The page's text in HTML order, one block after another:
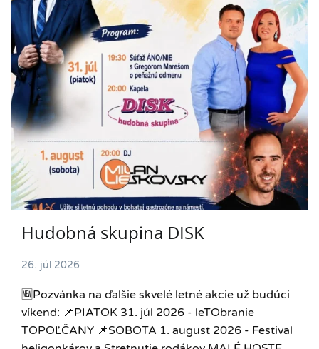
Hudobná skupina DISK
26. júl 2026
🆕️Pozvánka na ďalšie skvelé letné akcie už budúci
víkend: 📌PIATOK 31. júl 2026 - leTObranie
TOPOĽČANY 📌SOBOTA 1. august 2026 - Festival